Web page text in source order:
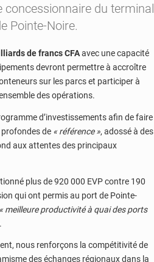
concessionnaire du terminal
Pointe-Noire.
de francs CFAavec une capacité
devront permettre à accroître
sur les parcs et participer à
des opérations.
d’investissements afin de faire
de « référence », adossé à des
aux attentes des principaux
plus de 920 000 EVP contre 190
qui ont permis au port de Pointe-
« meilleure productivité à quai des ports
.
nous renforçons la compétitivité de
des échanges régionaux dans la